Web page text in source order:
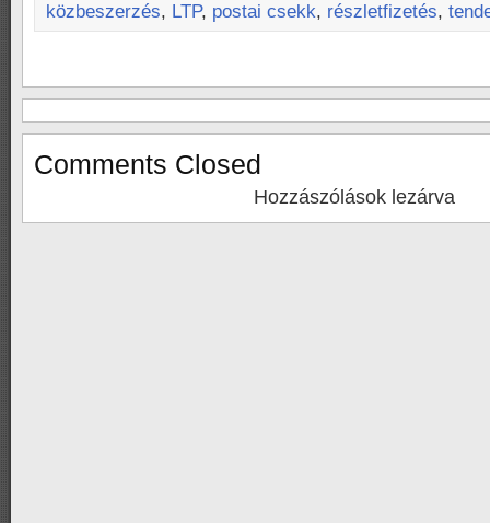
közbeszerzés, LTP, postai csekk, részletfizetés,
Comments Closed
Hozzászólások lezárva